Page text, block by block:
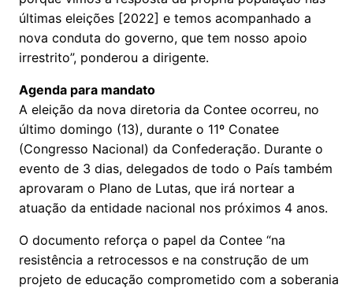
últimas eleições [2022] e temos acompanhado a
nova conduta do governo, que tem nosso apoio
irrestrito”, ponderou a dirigente.
Agenda para mandato
A eleição da nova diretoria da Contee ocorreu, no
último domingo (13), durante o 11º Conatee
(Congresso Nacional) da Confederação. Durante o
evento de 3 dias, delegados de todo o País também
aprovaram o Plano de Lutas, que irá nortear a
atuação da entidade nacional nos próximos 4 anos.
O documento reforça o papel da Contee “na
resistência a retrocessos e na construção de um
projeto de educação comprometido com a soberania